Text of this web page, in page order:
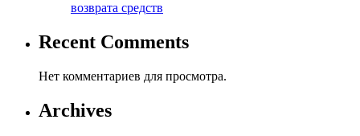
возврата средств
Recent Comments
Нет комментариев для просмотра.
Archives